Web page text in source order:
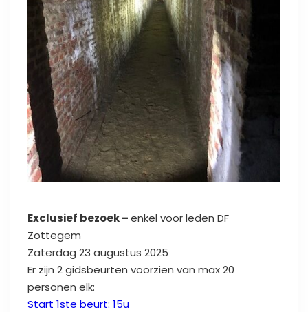
Exclusief bezoek –enkel voor leden DF
Zottegem
Zaterdag 23 augustus 2025
Er zijn 2 gidsbeurten voorzien van max 20
personen elk:
Start 1ste beurt: 15u